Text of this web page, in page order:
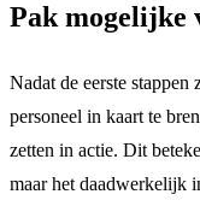
Pak mogelijke
Nadat de eerste
personeel in kaart te
zetten in actie. Dit
maar het daadwerkelijk